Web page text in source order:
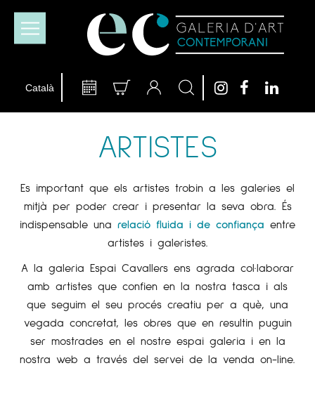
ARTISTES
Es important que els artistes trobin a les galeries el
mitjà per poder crear i presentar la seva obra. És
indispensable una relació fluida i de confiança entre
artistes i galeristes.
A la galeria Espai Cavallers ens agrada col·laborar
amb artistes que confien en la nostra tasca i als
que seguim el seu procés creatiu per a què, una
vegada concretat, les obres que en resultin puguin
ser mostrades en el nostre espai galeria i en la
nostra web a través del servei de la venda on-line.